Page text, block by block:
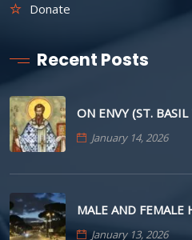
Donate
Recent Posts
ON ENVY (ST.
January 14, 2026
MALE AND FEMALE
January 13, 2026